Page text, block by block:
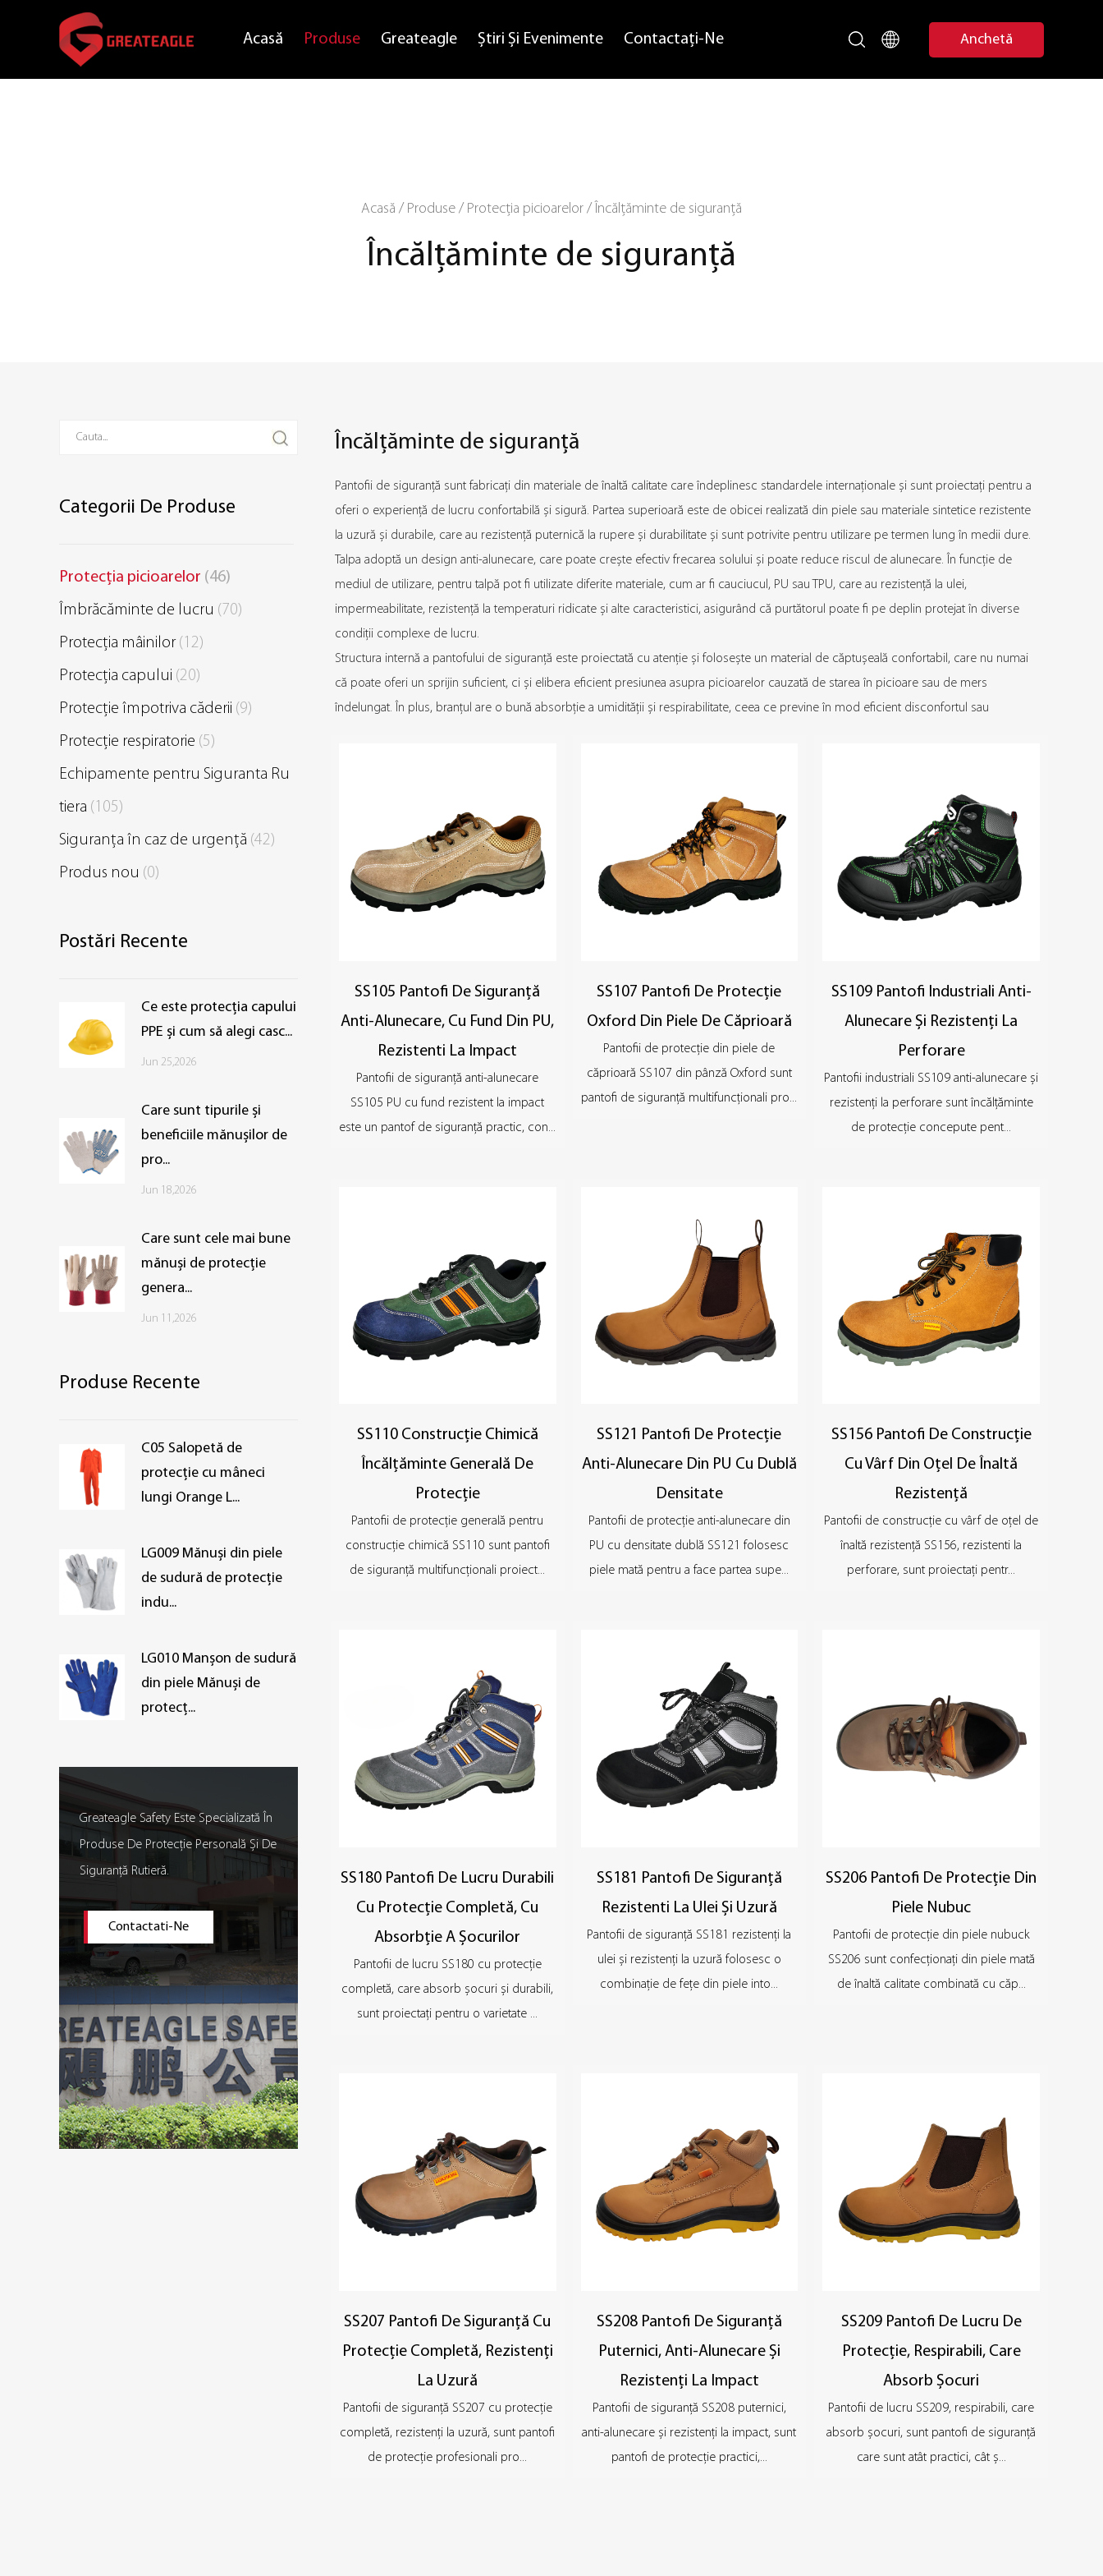
Acasă Produse Greateagle Știri Și Evenimente Contactaţi-Ne Anchetă
Acasă / Produse / Protecția picioarelor / Încălțăminte de siguranță
Încălțăminte de siguranță
Categorii De Produse
Protecția picioarelor (46)
Îmbrăcăminte de lucru (70)
Protecția mâinilor (12)
Protecția capului (20)
Protecție împotriva căderii (9)
Protecție respiratorie (5)
Echipamente pentru Siguranta Ru
tiera (105)
Siguranța în caz de urgență (42)
Produs nou (0)
Postări Recente
Ce este protecția capului
PPE și cum să alegi casc...
Jun 25,2026
Care sunt tipurile și
beneficiile mănușilor de
pro...
Jun 18,2026
Care sunt cele mai bune
mănuși de protecție
genera...
Jun 11,2026
Produse Recente
C05 Salopetă de
protecție cu mâneci
lungi Orange L...
LG009 Mănuși din piele
de sudură de protecție
indu...
LG010 Manșon de sudură
din piele Mănuși de
protecț...
Greateagle Safety Este Specializată În
Produse De Protecție Personală Și De
Siguranță Rutieră.
Contactati-Ne
Încălțăminte de siguranță
Pantofii de siguranță sunt fabricați din materiale de înaltă calitate care îndeplinesc standardele internaționale și sunt proiectați pentru a
oferi o experiență de lucru confortabilă și sigură. Partea superioară este de obicei realizată din piele sau materiale sintetice rezistente
la uzură și durabile, care au rezistență puternică la rupere și durabilitate și sunt potrivite pentru utilizare pe termen lung în medii dure.
Talpa adoptă un design anti-alunecare, care poate crește efectiv frecarea solului și poate reduce riscul de alunecare. În funcție de
mediul de utilizare, pentru talpă pot fi utilizate diferite materiale, cum ar fi cauciucul, PU sau TPU, care au rezistență la ulei,
impermeabilitate, rezistență la temperaturi ridicate și alte caracteristici, asigurând că purtătorul poate fi pe deplin protejat în diverse
condiții complexe de lucru.
Structura internă a pantofului de siguranță este proiectată cu atenție și folosește un material de căptușeală confortabil, care nu numai
că poate oferi un sprijin suficient, ci și elibera eficient presiunea asupra picioarelor cauzată de starea în picioare sau de mers
îndelungat. În plus, branțul are o bună absorbție a umidității și respirabilitate, ceea ce previne în mod eficient disconfortul sau
SS105 Pantofi De Siguranță
Anti-Alunecare, Cu Fund Din PU,
Rezistenti La Impact
Pantofii de siguranță anti-alunecare
SS105 PU cu fund rezistent la impact
este un pantof de siguranță practic, con...
SS107 Pantofi De Protecție
Oxford Din Piele De Căprioară
Pantofii de protecție din piele de
căprioară SS107 din pânză Oxford sunt
pantofi de siguranță multifuncționali pro...
SS109 Pantofi Industriali Anti-
Alunecare Și Rezistenți La
Perforare
Pantofii industriali SS109 anti-alunecare și
rezistenți la perforare sunt încălțăminte
de protecție concepute pent...
SS110 Construcție Chimică
Încălțăminte Generală De
Protecție
Pantofii de protecție generală pentru
construcție chimică SS110 sunt pantofi
de siguranță multifuncționali proiect...
SS121 Pantofi De Protecție
Anti-Alunecare Din PU Cu Dublă
Densitate
Pantofii de protecție anti-alunecare din
PU cu densitate dublă SS121 folosesc
piele mată pentru a face partea supe...
SS156 Pantofi De Construcție
Cu Vârf Din Oțel De Înaltă
Rezistență
Pantofii de construcție cu vârf de oțel de
înaltă rezistență SS156, rezistenti la
perforare, sunt proiectați pentr...
SS180 Pantofi De Lucru Durabili
Cu Protecție Completă, Cu
Absorbție A Șocurilor
Pantofii de lucru SS180 cu protecție
completă, care absorb șocuri și durabili,
sunt proiectați pentru o varietate ...
SS181 Pantofi De Siguranță
Rezistenti La Ulei Și Uzură
Pantofii de siguranță SS181 rezistenți la
ulei și rezistenți la uzură folosesc o
combinație de fețe din piele into...
SS206 Pantofi De Protecție Din
Piele Nubuc
Pantofii de protecție din piele nubuck
SS206 sunt confecționați din piele mată
de înaltă calitate combinată cu căp...
SS207 Pantofi De Siguranță Cu
Protecție Completă, Rezistenți
La Uzură
Pantofii de siguranță SS207 cu protecție
completă, rezistenți la uzură, sunt pantofi
de protecție profesionali pro...
SS208 Pantofi De Siguranță
Puternici, Anti-Alunecare Și
Rezistenți La Impact
Pantofii de siguranță SS208 puternici,
anti-alunecare și rezistenți la impact, sunt
pantofi de protecție practici,...
SS209 Pantofi De Lucru De
Protecție, Respirabili, Care
Absorb Șocuri
Pantofii de lucru SS209, respirabili, care
absorb șocuri, sunt pantofi de siguranță
care sunt atât practici, cât ș...